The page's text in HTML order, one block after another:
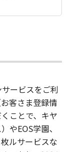
サービスをご利
客さま登録情
ことで、キヤ
やEOS学園、
ルサービスな